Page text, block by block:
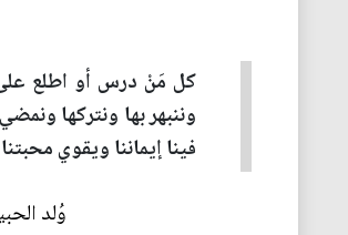
كل مَنْ درس أو اطلع على
وننبهر بها ونتركها
فينا إيماننا ويقوي
وُلد الحبيب في فجر